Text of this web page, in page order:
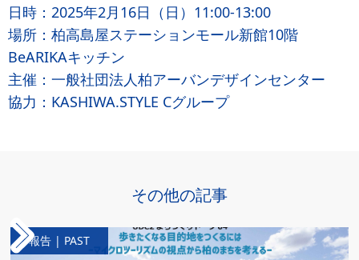
日時：2025年2月16日（日）11:00-13:00
場所：柏高島屋ステーションモール新館10階
BeARIKAキッチン
主催：一般社団法人柏アーバンデザインセンター
協力：KASHIWA.STYLE Cグループ
その他の記事
報告 | PAST